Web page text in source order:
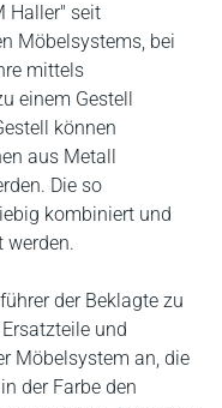
Haller" seit
Möbelsystems, bei
mittels
einem Gestell
können
aus Metall
Die so
kombiniert und
werden.
der Beklagte zu
und
Möbelsystem an, die
der Farbe den